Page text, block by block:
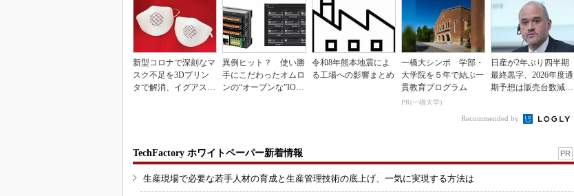
新型コロナで深刻なマ
スク不足を3Dプリン
タで解消、イグアスが
異例ヒット？ 使い勝
手にこだわったオムロ
ンの“オープンな”IO-L
令和8年熊本地震によ
る工場への影響まとめ
一橋大シンポ 学部・
大学院を５年で結ぶ一
貫教育プログラム
PR(一橋大学)
日産が2年ぶり四半期
最終黒字、2026年度通
期予想は販売台数減も
Recommended by
TechFactory ホワイトペーパー新着情報 PR
生産現場で必要な若手人材の育成と生産管理技術の底上げ、一気に実現する方法は